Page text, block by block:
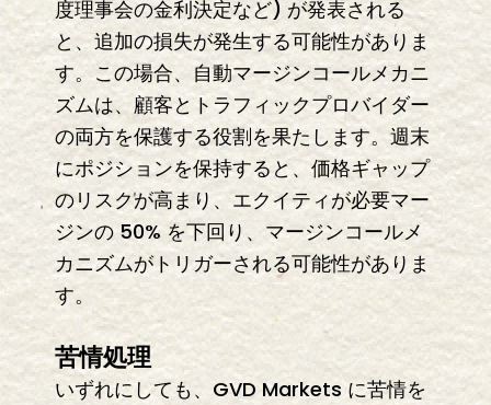
度理事会の金利決定など) が発表される
と、追加の損失が発生する可能性がありま
す。この場合、自動マージンコールメカニ
ズムは、顧客とトラフィックプロバイダー
の両方を保護する役割を果たします。週末
にポジションを保持すると、価格ギャップ
のリスクが高まり、エクイティが必要マー
ジンの 50% を下回り、マージンコールメ
カニズムがトリガーされる可能性がありま
す。
苦情処理
いずれにしても、GVD Markets に苦情を